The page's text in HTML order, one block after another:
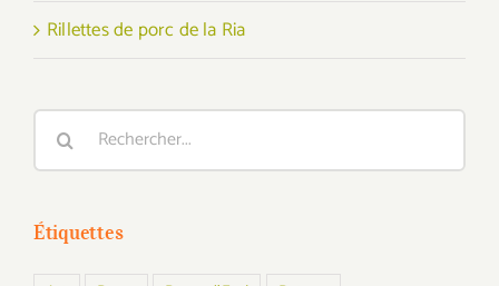
Rillettes de porc de la Ria
Rechercher:
Étiquettes